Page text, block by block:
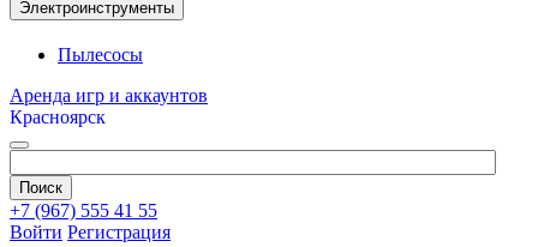
Электроинструменты
Пылесосы
Аренда игр и аккаунтов
Красноярск
+7 (967) 555 41 55
Войти Регистрация